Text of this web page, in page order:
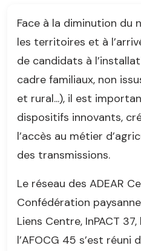
Face à la diminution du
les territoires et à
de candidats à
cadre familiaux, non
et rural...), il est
dispositifs innovants,
l’accès au métier
des transmissions.
Le réseau des ADEAR
Confédération
Liens Centre, InPACT 37,
l’AFOCG 45 s’est réuni